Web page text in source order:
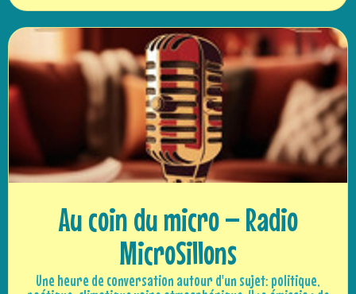
Au coin du micro – Radio
MicroSillons
Une heure de conversation autour d'un sujet: politique,